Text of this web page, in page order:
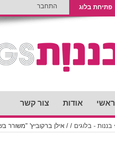
פתיחת בלוג התחבר
ראשי אודות צור קשר
בננות - בלוגים /
/ אילן ברקוביץ' "משורר